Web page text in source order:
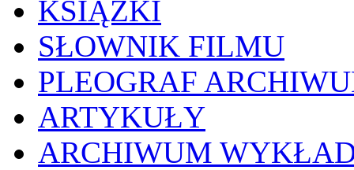
KSIĄŻKI
SŁOWNIK FILMU
PLEOGRAF
ARTYKUŁY
ARCHIWUM